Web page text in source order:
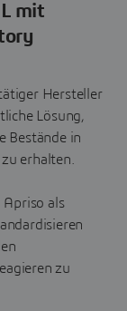
mit
Hersteller
Lösung,
Bestände in
erhalten.
Apriso als
zu